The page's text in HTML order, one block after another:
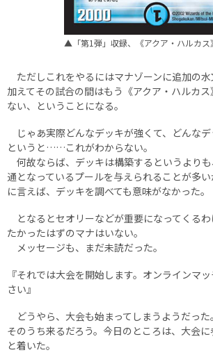
▲「第1弾」収録、《アクア・ハルカス
ただしこれをやるにはマナゾーンに追加の水
加えてその試合の間はもう《アクア・ハルカ
ない、ということになる。
じゃあ実際どんなデッキが強くて、どんな
というと……これがわからない。
何故ならば、デッキは構築するというより
通となっているプールを与えられることが多
に言えば、デッキを調べても意味がなかった。
となるとセオリーなどが重要になってくる
たかったはずのマナはいない。
メッセージも、まだ未読だった。
『それでは大会を開始します。オンラインマ
さい』
どうやら、大会も始まってしまうようだっ
そのうち来るだろう。今日のところは、大会
と着いた。